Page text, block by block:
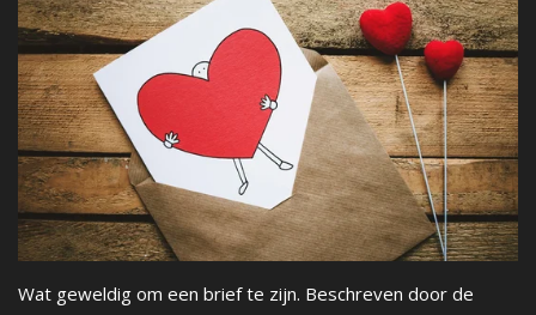
Wat geweldig om een brief te zijn. Beschreven door de